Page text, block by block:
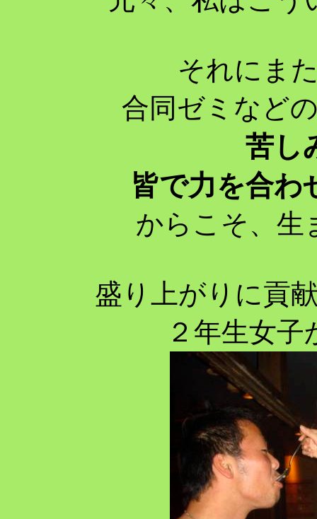
それにま
合同ゼミなど
苦し
皆で力を合わ
からこそ、生
盛り上がりに貢
２年生女子